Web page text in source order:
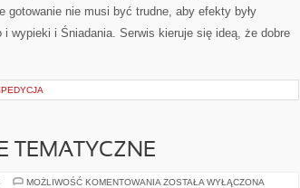
gotowanie nie musi być trudne, aby efekty były
wypieki i Śniadania. Serwis kieruje się ideą, że dobre
TEMATYCZNE
MOŻLIWOŚĆ KOMENTOWANIA ŚLUBNE
ZOSTAŁA WYŁĄCZONA